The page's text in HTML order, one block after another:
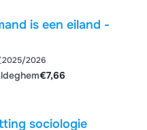
is een eiland -
2025/2026
€7,66
sociologie